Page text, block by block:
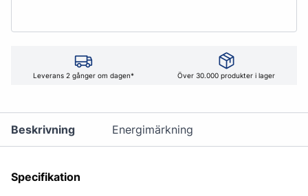
Leverans 2 gånger om dagen* Över 30.000 produkter i lager
Beskrivning Energimärkning
Specifikation